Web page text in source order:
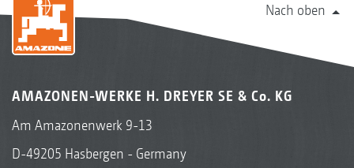
Nach oben
AMAZONEN-WERKE H. DREYER SE & Co. KG
Am Amazonenwerk 9-13
D-49205 Hasbergen - Germany